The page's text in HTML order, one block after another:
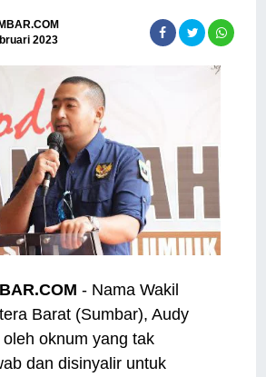
2023
- Nama Wakil
Barat (Sumbar), Audy
oknum yang tak
dan disinyalir untuk